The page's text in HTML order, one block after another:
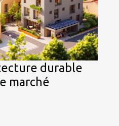
durable
marché